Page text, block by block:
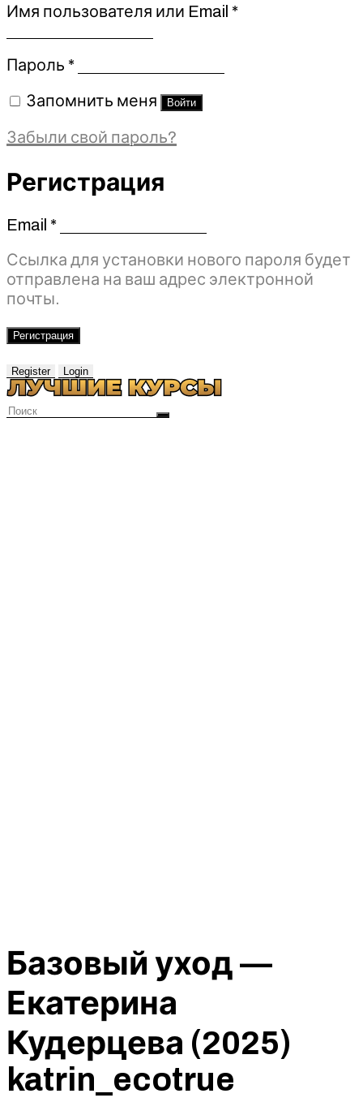
Имя пользователя или Email *Обязательно
Пароль *Обязательно
Запомнить меня Войти
Забыли свой пароль?
Регистрация
Email *Обязательно
Ссылка для установки нового пароля будет
отправлена ​​на ваш адрес электронной
почты.
Регистрация
Register Login
Базовый уход —
Екатерина
Кудерцева (2025)
katrin_ecotrue